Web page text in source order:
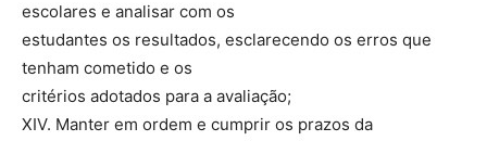
escolares e analisar com os
estudantes os resultados, esclarecendo os erros que
tenham cometido e os
critérios adotados para a avaliação;
XIV. Manter em ordem e cumprir os prazos da